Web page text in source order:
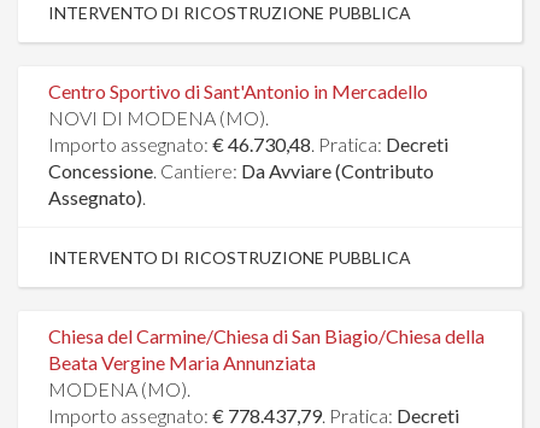
INTERVENTO DI RICOSTRUZIONE PUBBLICA
Centro Sportivo di Sant'Antonio in Mercadello
NOVI DI MODENA (MO).
Importo assegnato: € 46.730,48. Pratica: Decreti
Concessione. Cantiere: Da Avviare (Contributo
Assegnato).
INTERVENTO DI RICOSTRUZIONE PUBBLICA
Chiesa del Carmine/Chiesa di San Biagio/Chiesa della
Beata Vergine Maria Annunziata
MODENA (MO).
Importo assegnato: € 778.437,79. Pratica: Decreti